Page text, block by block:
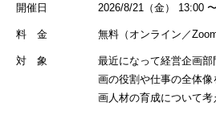
開催日 2026/8/21（金） 13:00
料 金 無料（オンライン／Zoom
対 象
最近になって経営企画
画の役割や仕事の全体
画人材の育成について考